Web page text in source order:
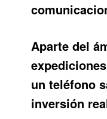
Aparte del
un teléfono
inversión